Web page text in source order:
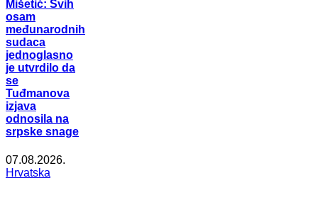
Mišetić: Svih
osam
međunarodnih
sudaca
jednoglasno
je utvrdilo da
se
Tuđmanova
izjava
odnosila na
srpske snage
07.08.2026.
Hrvatska